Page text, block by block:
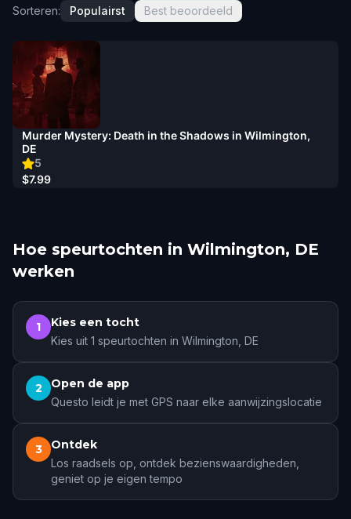
Sorteren: Populairst Best beoordeeld
5
Murder Mystery: Death in the Shadows in Wilmington,
DE
$7.99
Hoe speurtochten in Wilmington, DE
werken
1 Kies een tocht
Kies uit 1 speurtochten in Wilmington, DE
2 Open de app
Questo leidt je met GPS naar elke aanwijzingslocatie
3 Ontdek
Los raadsels op, ontdek bezienswaardigheden,
geniet op je eigen tempo